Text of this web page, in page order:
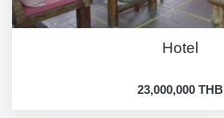
Hotel
23,000,000 THB